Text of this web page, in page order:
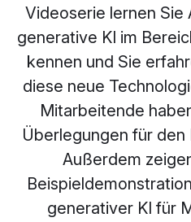
Videoserie lernen Sie
generative KI im
kennen und Sie
diese neue
Mitarbeitende
Überlegungen für den
Außerdem
generativer KI für